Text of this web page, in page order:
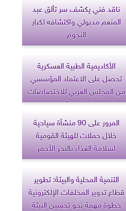
ناقد فني يكشف سر تألق عبد
المنعم مدبولي واكتشافه لكبار
النجوم
الأكاديمية الطبية العسكرية
تحصل على الاعتماد المؤسسي
من المجلس العربي للاختصاصات
الصحية
المرور على 90 منشأة سياحية
خلال حملات للهيئة القومية
لسلامة الغذاء بالبحر الأحمر
التنمية المحلية والبيئة: تطوير
قطاع تدوير المخلفات الإلكترونية
خطوة مهمة نحو تحسين البيئة